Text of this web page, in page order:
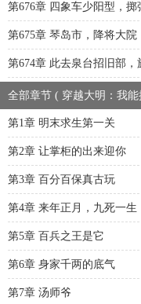
第676章 四象车少阳型，掷
第675章 琴岛市，降将大
第674章 此去泉台招旧部，
全部章节 ( 穿越大明：我
第1章 明末求生第一关
第2章 让掌柜的出来迎你
第3章 百分百保真古玩
第4章 来年正月，九死一生
第5章 百兵之王是它
第6章 身家千两的底气
第7章 汤师爷